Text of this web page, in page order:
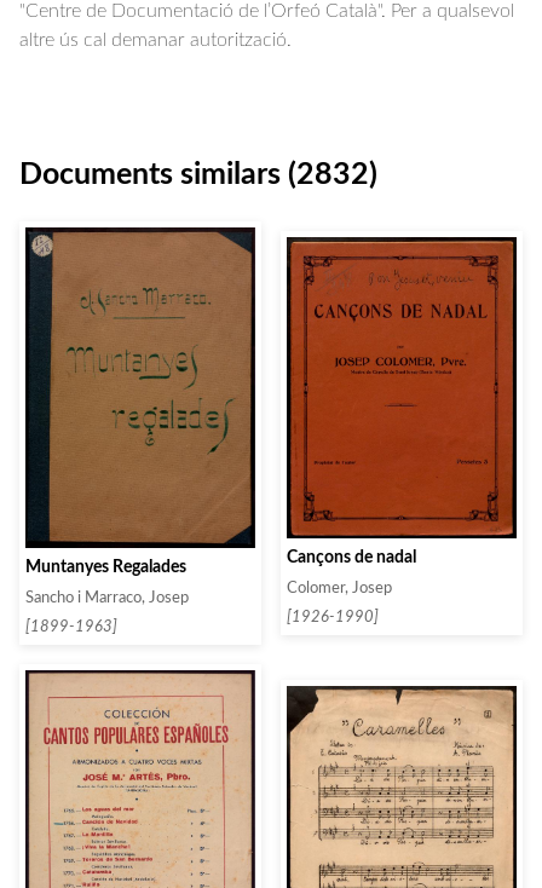
"Centre de Documentació de l’Orfeó Català". Per a qualsevol
altre ús cal demanar autorització.
Documents similars (2832)
Muntanyes Regalades
Sancho i Marraco, Josep
[1899-1963]
Cançons de nadal
Colomer, Josep
[1926-1990]